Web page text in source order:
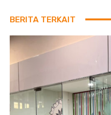
BERITA TERKAIT